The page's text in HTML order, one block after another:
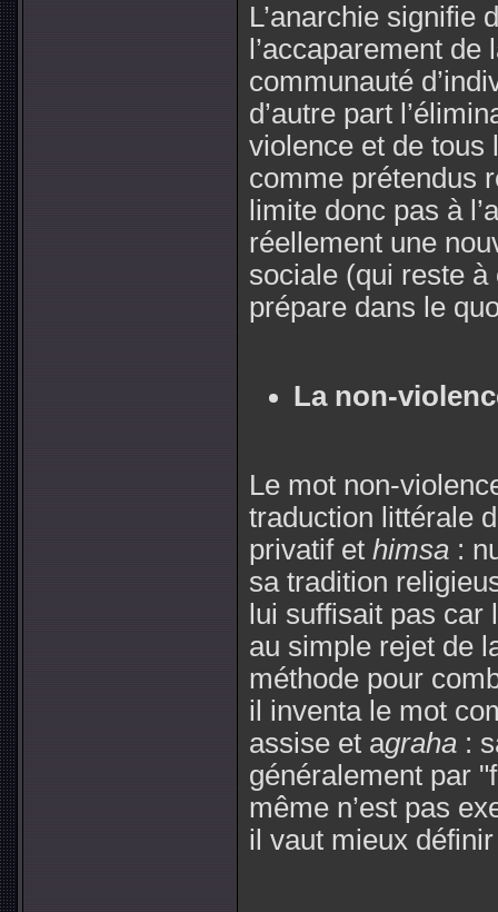
L’anarchie signifie
l’accaparement
communauté
d’autre part
violence et de tous
comme prétendus
limite donc pas à
réellement une
sociale (qui reste à
prépare dans le
La non-
Le mot non-
traduction littérale
privatif et himsa :
sa tradition
lui suffisait pas
au simple rejet de
méthode pour
il inventa le mot
assise et agraha :
généralement par
même n’est pas
il vaut mieux